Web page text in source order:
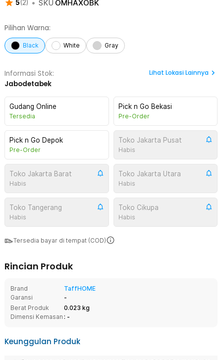
5(2) • SKU OMHAXOBK
Pilihan Warna:
Black White Gray
Informasi Stok:
Jabodetabek
Lihat Lokasi Lainnya
Gudang Online
Tersedia
Pick n Go Bekasi
Pre-Order
Pick n Go Depok
Pre-Order
Toko Jakarta Pusat
Habis
Toko Jakarta Barat
Habis
Toko Jakarta Utara
Habis
Toko Tangerang
Habis
Toko Cikupa
Habis
Tersedia bayar di tempat (COD)
Rincian Produk
Brand
TaffHOME
Garansi
-
Berat Produk
0.023 kg
Dimensi Kemasan : -
Keunggulan Produk